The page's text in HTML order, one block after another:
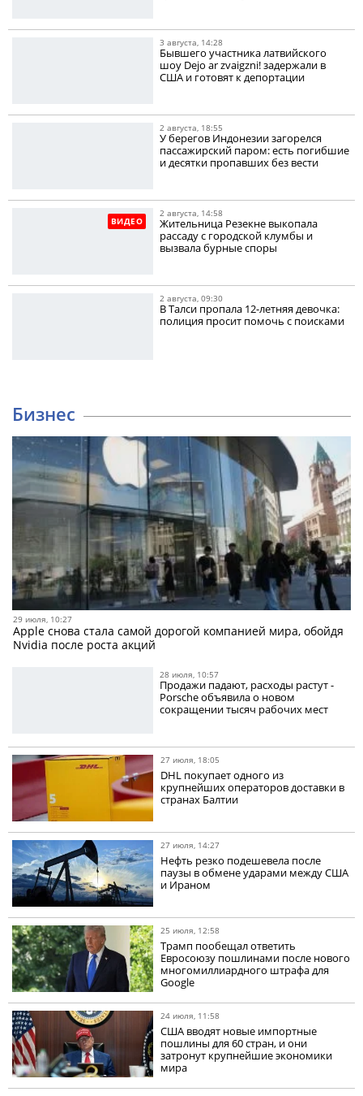
3 августа, 14:28
Бывшего участника латвийского
шоу Dejo ar zvaigzni! задержали в
США и готовят к депортации
2 августа, 18:55
У берегов Индонезии загорелся
пассажирский паром: есть погибшие
и десятки пропавших без вести
ВИДЕО
2 августа, 14:58
Жительница Резекне выкопала
рассаду с городской клумбы и
вызвала бурные споры
2 августа, 09:30
В Талси пропала 12-летняя девочка:
полиция просит помочь с поисками
Бизнес
29 июля, 10:27
Apple снова стала самой дорогой компанией мира, обойдя
Nvidia после роста акций
28 июля, 10:57
Продажи падают, расходы растут -
Porsche объявила о новом
сокращении тысяч рабочих мест
27 июля, 18:05
DHL покупает одного из
крупнейших операторов доставки в
странах Балтии
27 июля, 14:27
Нефть резко подешевела после
паузы в обмене ударами между США
и Ираном
25 июля, 12:58
Трамп пообещал ответить
Евросоюзу пошлинами после нового
многомиллиардного штрафа для
Google
24 июля, 11:58
США вводят новые импортные
пошлины для 60 стран, и они
затронут крупнейшие экономики
мира